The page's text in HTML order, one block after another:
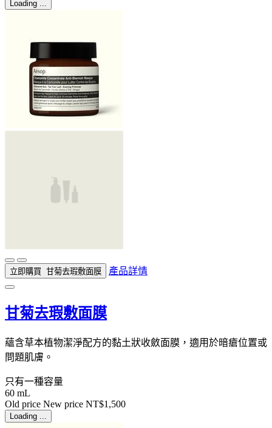
Loading ...
立即購買 甘菊去瑕敷面膜 產品詳情
甘菊去瑕敷面膜
蘊含草本植物潔淨配方的黏土狀收斂面膜，適用於暗瘡位置或
問題肌膚。
只有一種容量
60 mL
Old price New price NT$1,500
Loading ...